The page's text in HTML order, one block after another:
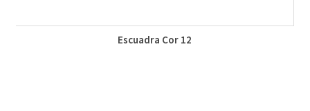
Escuadra Cor 12